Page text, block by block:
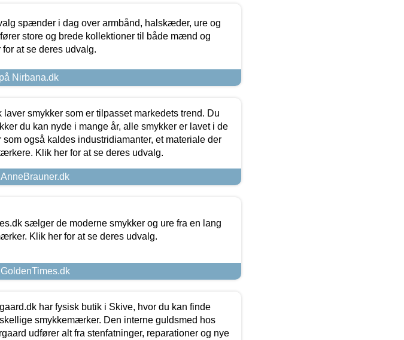
spænder i dag over armbånd, halskæder, ure og
store og brede kollektioner til både mænd og
for at se deres udvalg.
Nirbana.dk
laver smykker som er tilpasset markedets trend. Du
du kan nyde i mange år, alle smykker er lavet i de
også kaldes industridiamanter, et materiale der
Klik her for at se deres udvalg.
sælger de moderne smykker og ure fra en lang
Klik her for at se deres udvalg.
har fysisk butik i Skive, hvor du kan finde
smykkemærker. Den interne guldsmed hos
udfører alt fra stenfatninger, reparationer og nye